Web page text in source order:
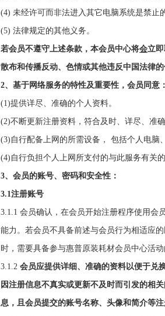
(4) 未经许可而非法进入其它电脑系统是禁止
(5) 法律规定的其他义务。
若会员不遵守上述条款 ，本会员中心将会立
散布和传播反动、色情或其他违反中国法律
2、基于网络服务的特性及重要性，会员同意：
(1)提供详尽、准确的个人资料。
(2)不断更新注册资料，符合及时、详尽、准确
(3)自行配备上网的所需设备， 包括个人电脑
(4)自行负担个人上网所支付的与此服务有关
3、会员的账号、密码和安全性 ：
3.1注册账号
3.1.1 会员确认，在会员开始注册程序使用会
能力。若会员不具备前述与会员行为相适应
时，需要具备参与惠普原装耗材会员中心活
3.1.2 会员应提供详细、准确的资料以便于兑
因注册信息不真实或更新不及时而引发的相
息，且会员提交的账号名称、头像和简介等